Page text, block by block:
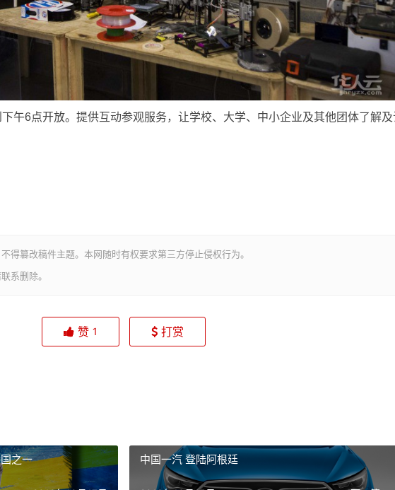
午6点开放。提供互动参观服务，让学校、大学、中小企业及其他团体了解及
得篡改稿件主题。本网随时有权要求第三方停止侵权行为。
系删除。
赞 1 打赏
之一 中国一汽 登陆阿根廷